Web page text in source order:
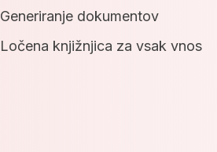
Generiranje dokumentov
Ločena knjižnjica za vsak vnos